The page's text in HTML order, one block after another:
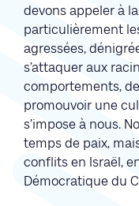
devons appeler à
particulièrement
agressées,
s’attaquer aux
comportements,
promouvoir une
s’impose à nous.
temps de paix,
conflits en Israël,
Démocratique du